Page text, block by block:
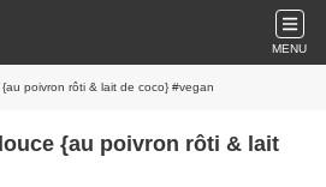
MENU
poivron rôti & lait de coco} #vegan
{au poivron rôti & lait